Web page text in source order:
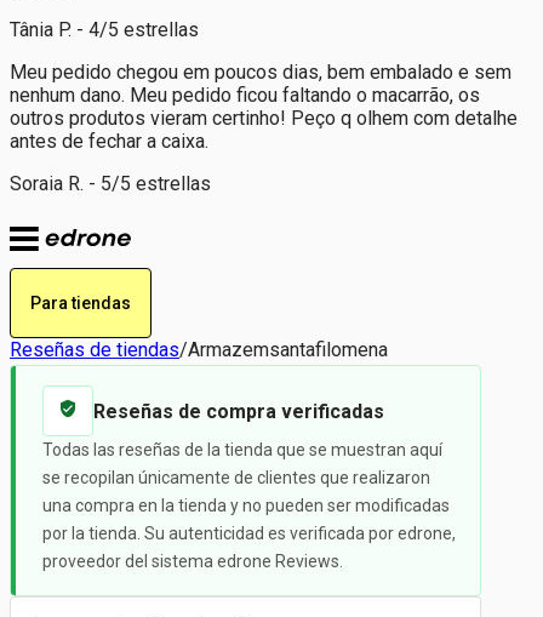
Tânia P. - 4/5 estrellas
Meu pedido chegou em poucos dias, bem embalado e sem
nenhum dano. Meu pedido ficou faltando o macarrão, os
outros produtos vieram certinho! Peço q olhem com detalhe
antes de fechar a caixa.
Soraia R. - 5/5 estrellas
Para tiendas
Reseñas de tiendas/Armazemsantafilomena
Reseñas de compra verificadas
Todas las reseñas de la tienda que se muestran aquí
se recopilan únicamente de clientes que realizaron
una compra en la tienda y no pueden ser modificadas
por la tienda. Su autenticidad es verificada por edrone,
proveedor del sistema edrone Reviews.